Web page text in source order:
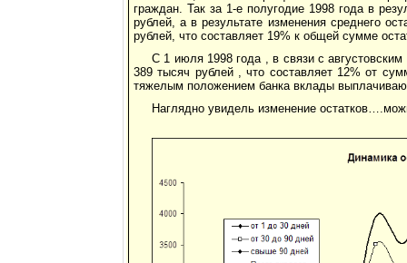
граждан. Так за 1-е полугодие 1998 года в
рублей, а в результате изменения среднего
рублей, что составляет 19% к общей сумме
С 1 июля 1998 года , в связи с августовским
389 тысяч рублей , что составляет 12% от
тяжелым положением банка вклады
Наглядно увидель изменение